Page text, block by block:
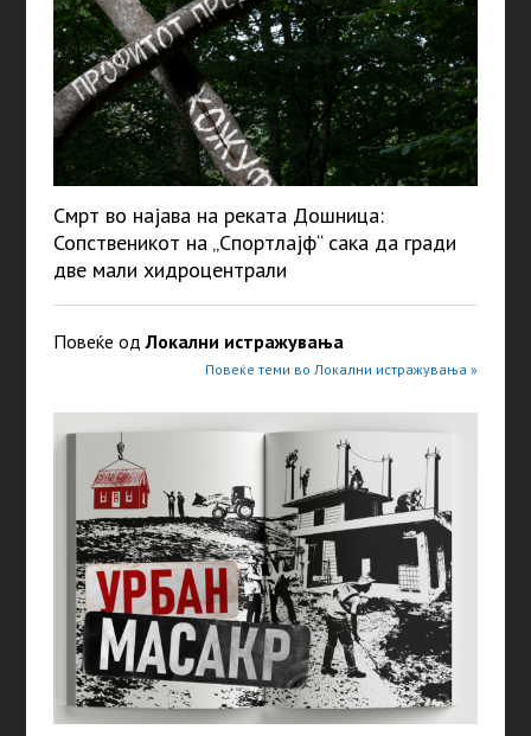
Смрт во најава на реката Дошница:
Сопственикот на „Спортлајф“ сака да гради
две мали хидроцентрали
Повеќе одЛокални истражувања
Повеќе теми во Локални истражувања »